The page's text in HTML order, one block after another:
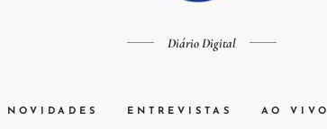
Diário Digital
NOVIDADES ENTREVISTAS AO VIVO